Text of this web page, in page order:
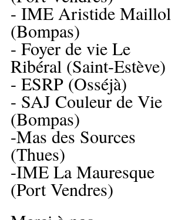
- IME Aristide Maillol
(Bompas)
- Foyer de vie Le
Ribéral (Saint-Estève)
- ESRP (Osséjà)
- SAJ Couleur de Vie
(Bompas)
-Mas des Sources
(Thues)
-IME La Mauresque
(Port Vendres)